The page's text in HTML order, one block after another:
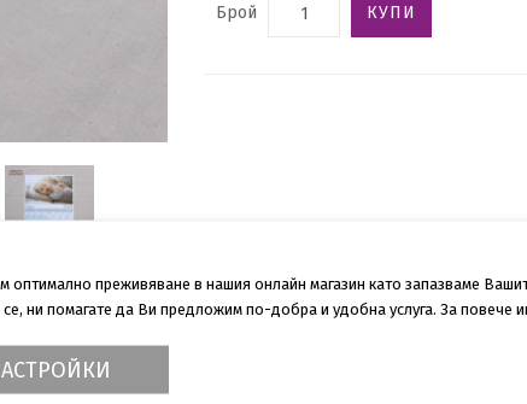
Брой КУПИ
модел календар със спирала е с нов, оригинален прочит.
на вашите спомени и емоции, листата на календара
оптимално преживяване в нашия онлайн магазин като запазваме
ни помагате да Ви предложим по-добра и удобна услуга. За повече